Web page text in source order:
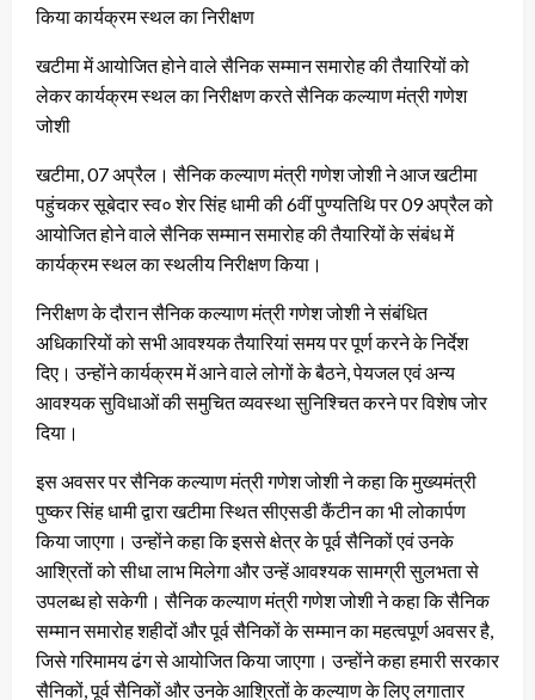
किया कार्यक्रम स्थल का निरीक्षण
खटीमा में आयोजित होने वाले सैनिक सम्मान समारोह की तैयारियों को
लेकर कार्यक्रम स्थल का निरीक्षण करते सैनिक कल्याण मंत्री गणेश
जोशी
खटीमा, 07 अप्रैल। सैनिक कल्याण मंत्री गणेश जोशी ने आज खटीमा
पहुंचकर सूबेदार स्व० शेर सिंह धामी की 6वीं पुण्यतिथि पर 09 अप्रैल को
आयोजित होने वाले सैनिक सम्मान समारोह की तैयारियों के संबंध में
कार्यक्रम स्थल का स्थलीय निरीक्षण किया।
निरीक्षण के दौरान सैनिक कल्याण मंत्री गणेश जोशी ने संबंधित
अधिकारियों को सभी आवश्यक तैयारियां समय पर पूर्ण करने के निर्देश
दिए। उन्होंने कार्यक्रम में आने वाले लोगों के बैठने, पेयजल एवं अन्य
आवश्यक सुविधाओं की समुचित व्यवस्था सुनिश्चित करने पर विशेष जोर
दिया।
इस अवसर पर सैनिक कल्याण मंत्री गणेश जोशी ने कहा कि मुख्यमंत्री
पुष्कर सिंह धामी द्वारा खटीमा स्थित सीएसडी कैंटीन का भी लोकार्पण
किया जाएगा। उन्होंने कहा कि इससे क्षेत्र के पूर्व सैनिकों एवं उनके
आश्रितों को सीधा लाभ मिलेगा और उन्हें आवश्यक सामग्री सुलभता से
उपलब्ध हो सकेगी। सैनिक कल्याण मंत्री गणेश जोशी ने कहा कि सैनिक
सम्मान समारोह शहीदों और पूर्व सैनिकों के सम्मान का महत्वपूर्ण अवसर है,
जिसे गरिमामय ढंग से आयोजित किया जाएगा। उन्होंने कहा हमारी सरकार
सैनिकों, पूर्व सैनिकों और उनके आश्रितों के कल्याण के लिए लगातार